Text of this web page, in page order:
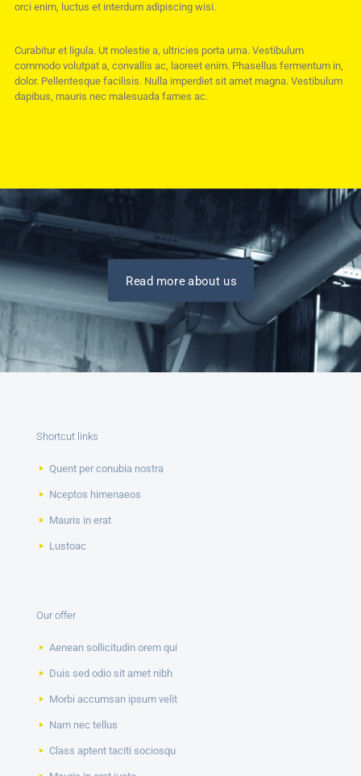
orci enim, luctus et interdum adipiscing wisi.
Curabitur et ligula. Ut molestie a, ultricies porta urna. Vestibulum
commodo volutpat a, convallis ac, laoreet enim. Phasellus fermentum in,
dolor. Pellentesque facilisis. Nulla imperdiet sit amet magna. Vestibulum
dapibus, mauris nec malesuada fames ac.
Read more about us
Shortcut links
Quent per conubia nostra
Nceptos himenaeos
Mauris in erat
Lustoac
Our offer
Aenean sollicitudin orem qui
Duis sed odio sit amet nibh
Morbi accumsan ipsum velit
Nam nec tellus
Class aptent taciti sociosqu